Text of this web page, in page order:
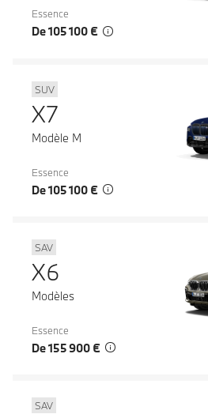
Essence
De 105 100 €
SUV
X7
Modèle M
Essence
De 105 100 €
SAV
X6
Modèles
Essence
De 155 900 €
SAV